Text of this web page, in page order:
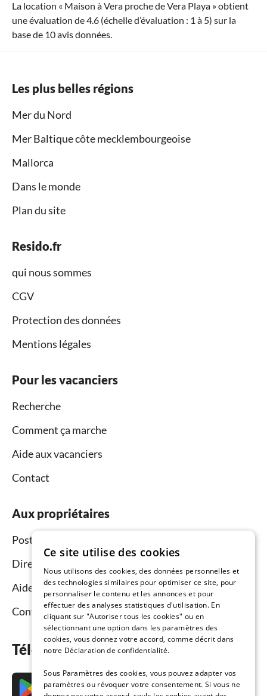
La location « Maison à Vera proche de Vera Playa » obtient
une évaluation de4.6 (échelle d’évaluation : 1 à 5) sur la
base de 10avis données.
Les plus belles régions
Mer du Nord
Mer Baltique côte mecklembourgeoise
Mallorca
Dans le monde
Plan du site
Resido.fr
qui nous sommes
CGV
Protection des données
Mentions légales
Pour les vacanciers
Recherche
Comment ça marche
Aide aux vacanciers
Contact
Aux propriétaires
Postez et louez
Directeur du réseau commercial
Aide aux propriétaires
Contact
Téléchargez l’application maintenant
Ce site utilise des cookies
Nous utilisons des cookies, des données personnelles et
des technologies similaires pour optimiser ce site, pour
personnaliser le contenu et les annonces et pour
effectuer des analyses statistiques d'utilisation. En
cliquant sur "Autoriser tous les cookies" ou en
sélectionnant une option dans les paramètres des
cookies, vous donnez votre accord, comme décrit dans
notre Déclaration de confidentialité.
Sous Paramètres des cookies, vous pouvez adapter vos
paramètres ou révoquer votre consentement. Si vous ne